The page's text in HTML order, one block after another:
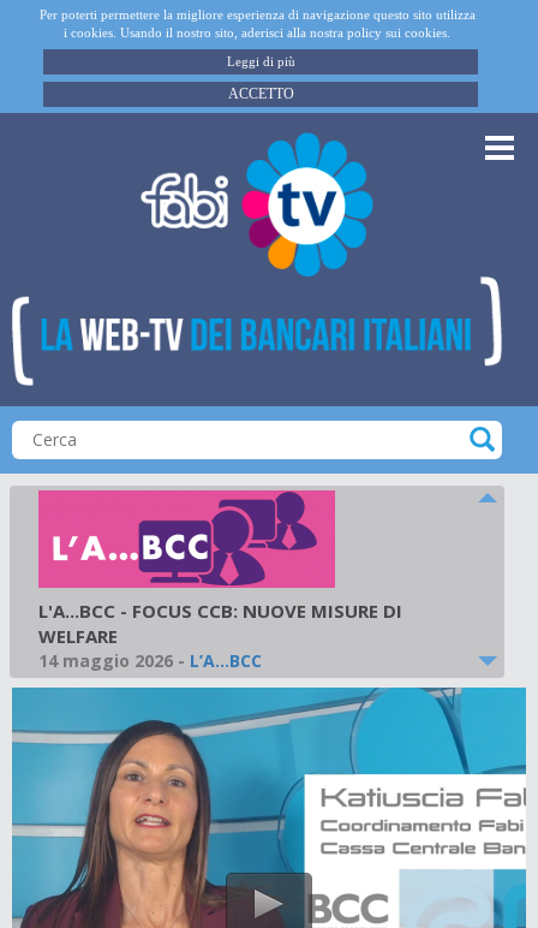
Per poterti permettere la migliore esperienza di navigazione questo sito utilizza
i cookies. Usando il nostro sito, aderisci alla nostra policy sui cookies.
Leggi di più
ACCETTO
L'A...BCC - FOCUS CCB: NUOVE MISURE DI
WELFARE
14 maggio 2026 - L’A…BCC